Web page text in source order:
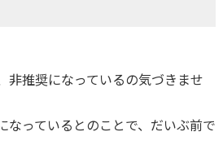
非推奨になっているの気づきませ
なっているとのことで、だいぶ前で